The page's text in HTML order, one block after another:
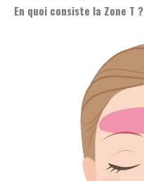
En quoi consiste la Zone T ?